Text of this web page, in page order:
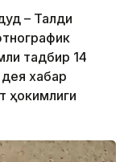
– Талди
тадбир 14
хабар
ҳокимлиги